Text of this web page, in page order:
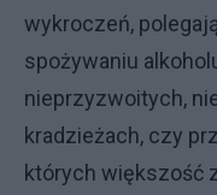
wykroczeń,
spożywaniu
nieprzyzwoitych,
kradzieżach, czy
których większość